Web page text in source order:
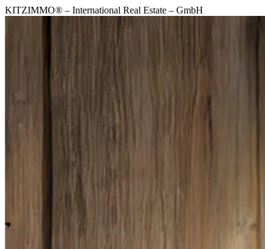
KITZIMMO® – International Real Estate – GmbH